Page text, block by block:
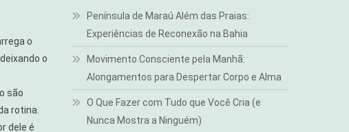
o
o
são
rotina.
dele é
Península de Maraú Além das Praias:
Experiências de Reconexão na Bahia
Movimento Consciente pela Manhã:
Alongamentos para Despertar Corpo e Alma
O Que Fazer com Tudo que Você Cria (e
Nunca Mostra a Ninguém)